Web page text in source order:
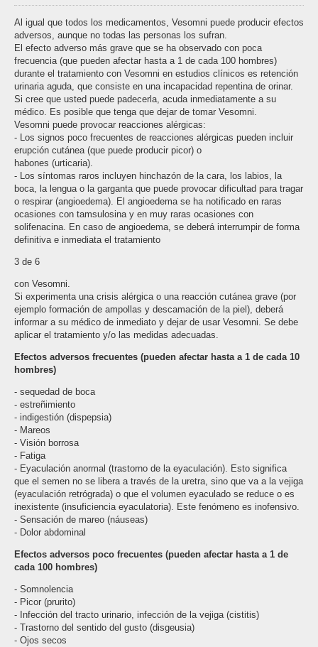
Al igual que todos los medicamentos, Vesomni puede producir efectos
adversos, aunque no todas las personas los sufran.
El efecto adverso más grave que se ha observado con poca
frecuencia (que pueden afectar hasta a 1 de cada 100 hombres)
durante el tratamiento con Vesomni en estudios clínicos es retención
urinaria aguda, que consiste en una incapacidad repentina de orinar.
Si cree que usted puede padecerla, acuda inmediatamente a su
médico. Es posible que tenga que dejar de tomar Vesomni.
Vesomni puede provocar reacciones alérgicas:
- Los signos poco frecuentes de reacciones alérgicas pueden incluir
erupción cutánea (que puede producir picor) o
habones (urticaria).
- Los síntomas raros incluyen hinchazón de la cara, los labios, la
boca, la lengua o la garganta que puede provocar dificultad para tragar
o respirar (angioedema). El angioedema se ha notificado en raras
ocasiones con tamsulosina y en muy raras ocasiones con
solifenacina. En caso de angioedema, se deberá interrumpir de forma
definitiva e inmediata el tratamiento
3 de 6
con Vesomni.
Si experimenta una crisis alérgica o una reacción cutánea grave (por
ejemplo formación de ampollas y descamación de la piel), deberá
informar a su médico de inmediato y dejar de usar Vesomni. Se debe
aplicar el tratamiento y/o las medidas adecuadas.
Efectos adversos frecuentes (pueden afectar hasta a 1 de cada 10
hombres)
- sequedad de boca
- estreñimiento
- indigestión (dispepsia)
- Mareos
- Visión borrosa
- Fatiga
- Eyaculación anormal (trastorno de la eyaculación). Esto significa
que el semen no se libera a través de la uretra, sino que va a la vejiga
(eyaculación retrógrada) o que el volumen eyaculado se reduce o es
inexistente (insuficiencia eyaculatoria). Este fenómeno es inofensivo.
- Sensación de mareo (náuseas)
- Dolor abdominal
Efectos adversos poco frecuentes (pueden afectar hasta a 1 de
cada 100 hombres)
- Somnolencia
- Picor (prurito)
- Infección del tracto urinario, infección de la vejiga (cistitis)
- Trastorno del sentido del gusto (disgeusia)
- Ojos secos